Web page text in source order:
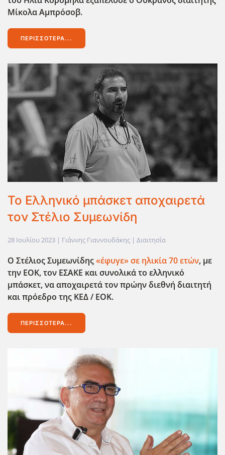
Μίκολα Αμπρόσοβ.
ΠΕΡΙΣΣΌΤΕΡΑ...
Το Ελληνικό μπάσκετ αποχαιρετά
τον Στέλιο Συμεωνίδη
28 Ιουλίου 2023 | Γιάννης Γιαννουδάκης | Διαιτησία
Ο Στέλιος Συμεωνίδης«έφυγε» σε ηλικία 70 ετών, με
την ΕΟΚ, τον ΕΣΑΚΕ και συνολικά το ελληνικό
μπάσκετ, να αποχαιρετά τον πρώην διεθνή διαιτητή
και πρόεδρο της ΚΕΔ / ΕΟΚ.
ΠΕΡΙΣΣΌΤΕΡΑ...